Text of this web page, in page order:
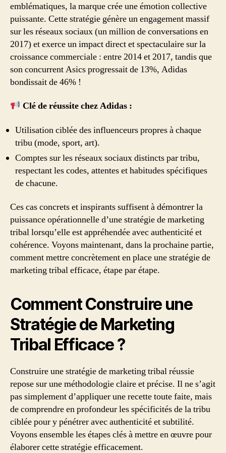
emblématiques, la marque crée une émotion collective
puissante. Cette stratégie génère un engagement massif
sur les réseaux sociaux (un million de conversations en
2017) et exerce un impact direct et spectaculaire sur la
croissance commerciale : entre 2014 et 2017, tandis que
son concurrent Asics progressait de 13%, Adidas
bondissait de 46% !
Clé de réussite chez Adidas :
Utilisation ciblée des influenceurs propres à chaque
tribu (mode, sport, art).
Comptes sur les réseaux sociaux distincts par tribu,
respectant les codes, attentes et habitudes spécifiques
de chacune.
Ces cas concrets et inspirants suffisent à démontrer la
puissance opérationnelle d’une stratégie de marketing
tribal lorsqu’elle est appréhendée avec authenticité et
cohérence. Voyons maintenant, dans la prochaine partie,
comment mettre concrètement en place une stratégie de
marketing tribal efficace, étape par étape.
Comment Construire une
Stratégie de Marketing
Tribal Efficace ?
Construire une stratégie de marketing tribal réussie
repose sur une méthodologie claire et précise. Il ne s’agit
pas simplement d’appliquer une recette toute faite, mais
de comprendre en profondeur les spécificités de la tribu
ciblée pour y pénétrer avec authenticité et subtilité.
Voyons ensemble les étapes clés à mettre en œuvre pour
élaborer cette stratégie efficacement.